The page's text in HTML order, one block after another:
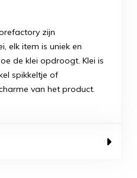
zijn
elk item is uniek en
de klei opdroogt. Klei is
spikkeltje of
van het product.